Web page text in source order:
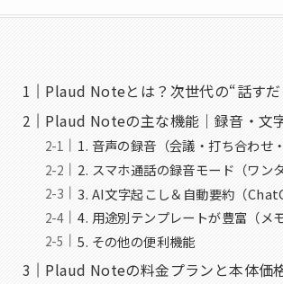
Plaud Noteとは？次世代の“話す
Plaud Noteの主な機能｜録音・文
1. 音声の録音（会議・打ち合わせ
2. スマホ通話の録音モード（ワン
3. AI文字起こし＆自動要約（
4. 用途別テンプレートが豊富（メ
5. その他の便利機能
Plaud Noteの料金プランと本体価